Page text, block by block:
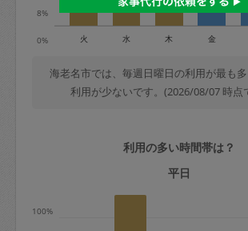
土曜日8時〜実施時間＝依頼金
＋交通費全額
依頼者不在による当日キャンセ
金額の100%＋交通費全額
定期契約をキャンセルする場合
期は月2回まで隔週定期は月1回
ンセル料は発生しません。それ
0%
8%
火 水 木 金
海老名市では、毎週日曜日の利用が最も
利用が少ないです。(2026/08/07 時点
利用の多い時間帯は？
平日
100%